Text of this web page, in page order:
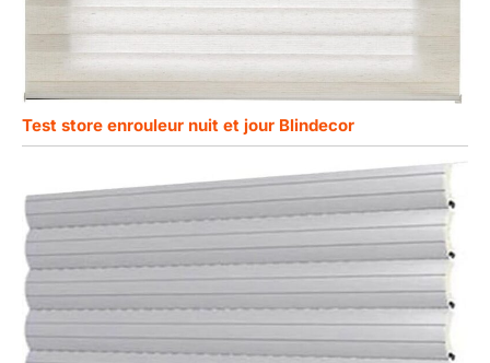
Test store enrouleur nuit et jour Blindecor